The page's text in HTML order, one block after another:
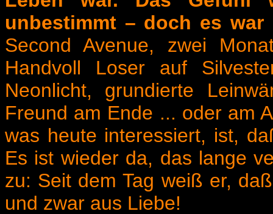
unbestimmt – doch es war
Second Avenue, zwei
Handvoll Loser auf
Neonlicht, grundierte
Freund am Ende ... oder am
was heute interessiert, ist,
Es ist wieder da, das lange
zu: Seit dem Tag weiß er,
und zwar aus Liebe!